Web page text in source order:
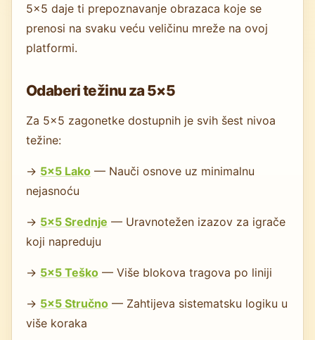
5×5 daje ti prepoznavanje obrazaca koje se
prenosi na svaku veću veličinu mreže na ovoj
platformi.
Odaberi težinu za 5×5
Za 5×5 zagonetke dostupnih je svih šest nivoa
težine:
→ 5×5 Lako — Nauči osnove uz minimalnu
nejasnoću
→ 5×5 Srednje — Uravnotežen izazov za igrače
koji napreduju
→ 5×5 Teško — Više blokova tragova po liniji
→ 5×5 Stručno — Zahtijeva sistematsku logiku u
više koraka